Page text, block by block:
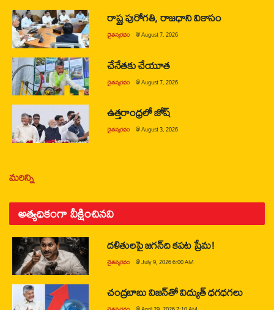
రాష్ట్ర పురోగతి, రాజధాని వికాసం
చైతన్యరధం @August 7, 2026
చేనేతకు చేయూత
చైతన్యరధం @August 7, 2026
ఉత్తరాంధ్రలో జోష్
చైతన్యరధం @August 3, 2026
మరిన్ని
అత్యధికంగా వీక్షించినవి
దళితులపై జగన్‌ది కపట ప్రేమ!
చైతన్యరధం @July 9, 2026 6:00 AM
చంద్రబాబు విజన్‌తో విద్యుత్ ధగధగలు